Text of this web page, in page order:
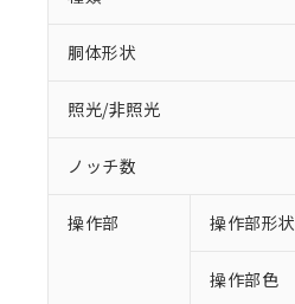
胴体形状
照光/非照光
ノッチ数
操作部 操作部形状
操作部色